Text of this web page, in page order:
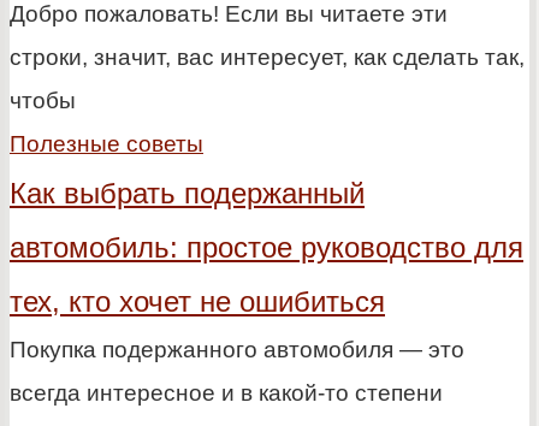
Добро пожаловать! Если вы читаете эти
строки, значит, вас интересует, как сделать так,
чтобы
Полезные советы
Как выбрать подержанный
автомобиль: простое руководство для
тех, кто хочет не ошибиться
Покупка подержанного автомобиля — это
всегда интересное и в какой-то степени